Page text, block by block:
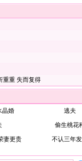
重重 失而复得
晶婚
逃夫
偷生桃花
妻更贵
不认三年